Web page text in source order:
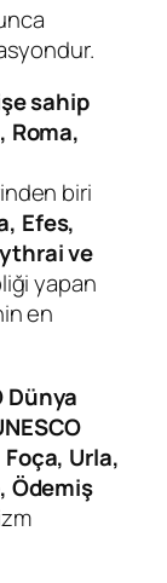
sahip
Roma,
biri
Efes,
ve
yapan
en
Dünya
Urla,
Ödemiş